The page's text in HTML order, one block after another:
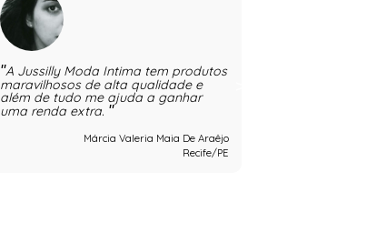
A Jussilly Moda Intima tem produtos
maravilhosos de alta qualidade e
além de tudo me ajuda a ganhar
uma renda extra.
Márcia Valeria Maia De Araêjo
Recife/PE